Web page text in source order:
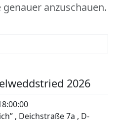
anzuschauen.
2026
, Deichstraße 7a , D-